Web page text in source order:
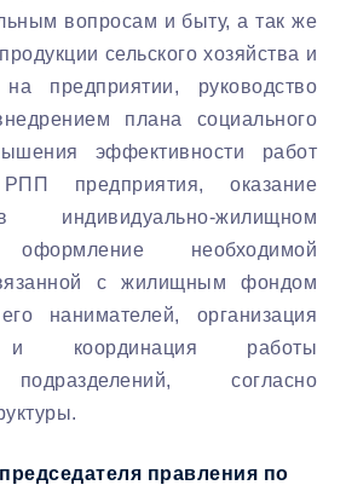
вопросам и быту, а так же
сельского хозяйства и
на предприятии, руководство
плана социального
эффективности работ
РПП предприятия, оказание
жилищном
оформление необходимой
с жилищным фондом
нанимателей, организация
и координация работы
согласно
правления по